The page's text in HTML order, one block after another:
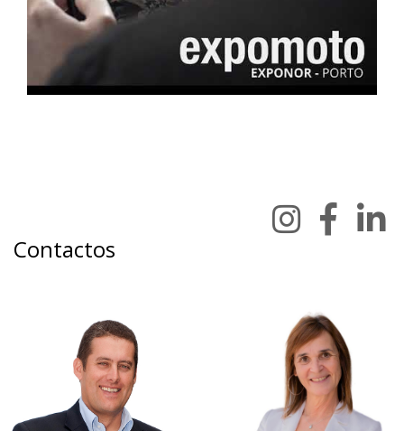
Contactos